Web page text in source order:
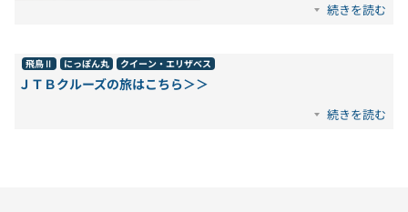
続きを読む
飛鳥Ⅱ にっぽん丸 クイーン・エリザベス
ＪＴＢクルーズの旅はこちら＞＞
続きを読む